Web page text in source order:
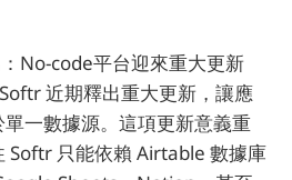
No-code平台迎來重大更新
近期釋出重大更新，讓應
一數據源。這項更新意義重
Softr 只能依賴 Airtable 數據庫